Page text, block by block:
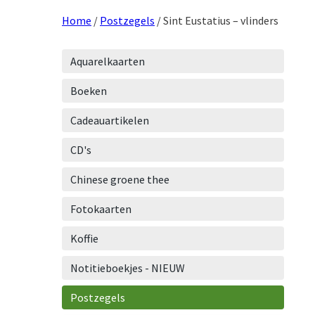
Home / Postzegels / Sint Eustatius – vlinders
Aquarelkaarten
Boeken
Cadeauartikelen
CD's
Chinese groene thee
Fotokaarten
Koffie
Notitieboekjes - NIEUW
Postzegels